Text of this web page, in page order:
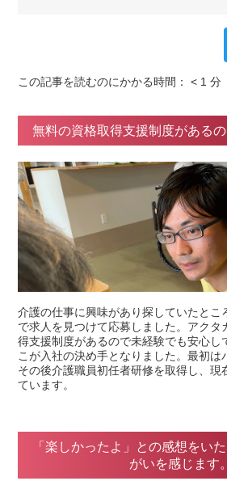
この記事を読むのにかかる時間： < 1 分
無料の資格取得支援制度がある
介護の仕事に興味があり探していたとこ
で求人を見つけて応募しました。アクタ
得支援制度があるので未経験でも安心し
こが入社の決め手となりました。最初は
その後介護職員初任者研修を取得し、現
ています。
「楽しかったよ」との感想をい
がいを感じます。